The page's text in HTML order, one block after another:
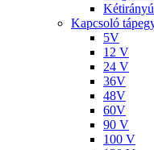
Kapcsoló
5V
12 V
24 V
36V
48V
60V
90 V
100 V